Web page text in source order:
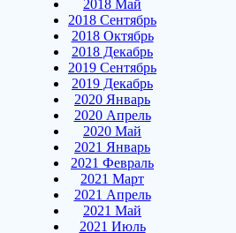
2018 Май
2018 Сентябрь
2018 Октябрь
2018 Декабрь
2019 Сентябрь
2019 Декабрь
2020 Январь
2020 Апрель
2020 Май
2021 Январь
2021 Февраль
2021 Март
2021 Апрель
2021 Май
2021 Июль